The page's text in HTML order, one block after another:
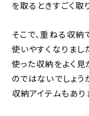
を取るときすごく取
そこで、重ねる収納
使いやすくなりまし
使った収納をよく
のではないでしょう
収納アイテムもあり